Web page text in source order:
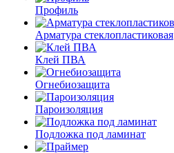
Профиль
Арматура стеклопластиковая
Клей ПВА
Огнебиозащита
Пароизоляция
Подложка под ламинат